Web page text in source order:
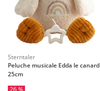
Sterntaler
Peluche musicale Edda le canard
25cm
26 %